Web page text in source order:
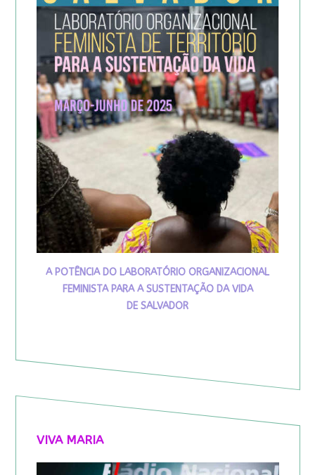
A POTÊNCIA DO LABORATÓRIO ORGANIZACIONAL
FEMINISTA PARA A SUSTENTAÇÃO DA VIDA
DE SALVADOR
VIVA MARIA